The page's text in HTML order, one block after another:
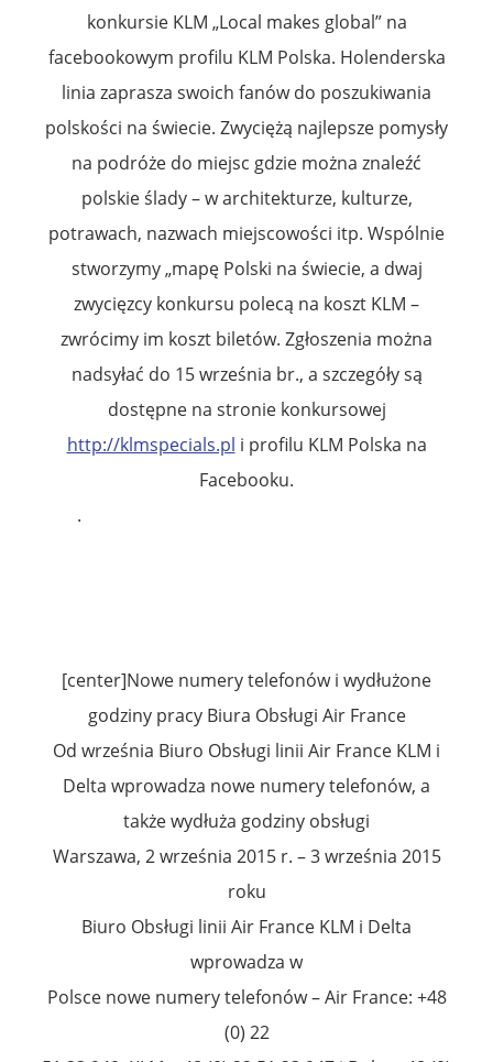
konkursie KLM „Local makes global” na
facebookowym profilu KLM Polska. Holenderska
linia zaprasza swoich fanów do poszukiwania
polskości na świecie. Zwyciężą najlepsze pomysły
na podróże do miejsc gdzie można znaleźć
polskie ślady – w architekturze, kulturze,
potrawach, nazwach miejscowości itp. Wspólnie
stworzymy „mapę Polski na świecie, a dwaj
zwycięzcy konkursu polecą na koszt KLM –
zwrócimy im koszt biletów. Zgłoszenia można
nadsyłać do 15 września br., a szczegóły są
dostępne na stronie konkursowej
http://klmspecials.pl i profilu KLM Polska na
Facebooku.
.
[center]Nowe numery telefonów i wydłużone
godziny pracy Biura Obsługi Air France
Od września Biuro Obsługi linii Air France KLM i
Delta wprowadza nowe numery telefonów, a
także wydłuża godziny obsługi
Warszawa, 2 września 2015 r. – 3 września 2015
roku
Biuro Obsługi linii Air France KLM i Delta
wprowadza w
Polsce nowe numery telefonów – Air France: +48
(0) 22